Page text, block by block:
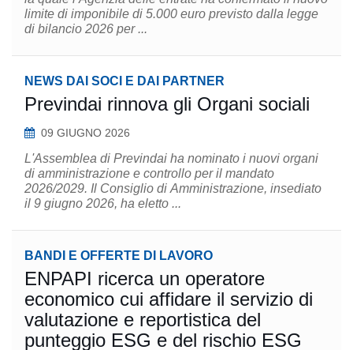
limite di imponibile di 5.000 euro previsto dalla legge
di bilancio 2026 per ...
NEWS DAI SOCI E DAI PARTNER
Previndai rinnova gli Organi sociali
09 GIUGNO 2026
L'Assemblea di Previndai ha nominato i nuovi organi
di amministrazione e controllo per il mandato
2026/2029. Il Consiglio di Amministrazione, insediato
il 9 giugno 2026, ha eletto ...
BANDI E OFFERTE DI LAVORO
ENPAPI ricerca un operatore
economico cui affidare il servizio di
valutazione e reportistica del
punteggio ESG e del rischio ESG